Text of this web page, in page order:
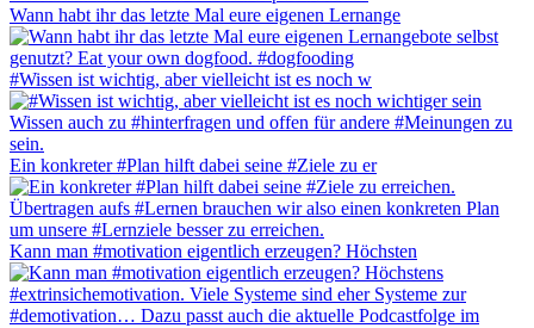
Wann habt ihr das letzte Mal eure eigenen Lernange
#Wissen ist wichtig, aber vielleicht ist es noch w
Ein konkreter #Plan hilft dabei seine #Ziele zu er
Kann man #motivation eigentlich erzeugen? Höchsten